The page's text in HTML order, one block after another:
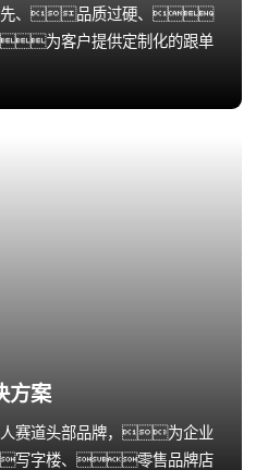
先、品质过硬、
为客户提供定制化的跟单
方案
人赛道头部品牌，为企业
写字楼、零售品牌店